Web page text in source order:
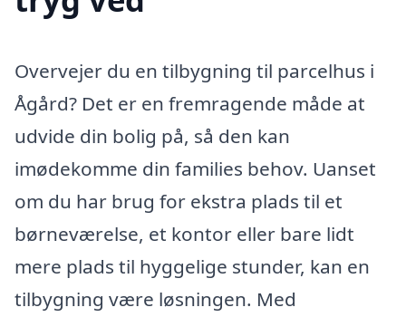
Overvejer du en tilbygning til parcelhus i
Ågård? Det er en fremragende måde at
udvide din bolig på, så den kan
imødekomme din families behov. Uanset
om du har brug for ekstra plads til et
børneværelse, et kontor eller bare lidt
mere plads til hyggelige stunder, kan en
tilbygning være løsningen. Med